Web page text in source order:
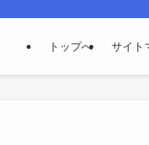
トップへ サイト